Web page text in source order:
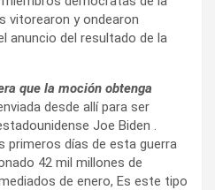
vitorearon y ondearon
anuncio del resultado de la
que la moción obtenga
desde allí para ser
Joe Biden .
primeros días de esta guerra
42 mil millones de
de enero, Es este tipo